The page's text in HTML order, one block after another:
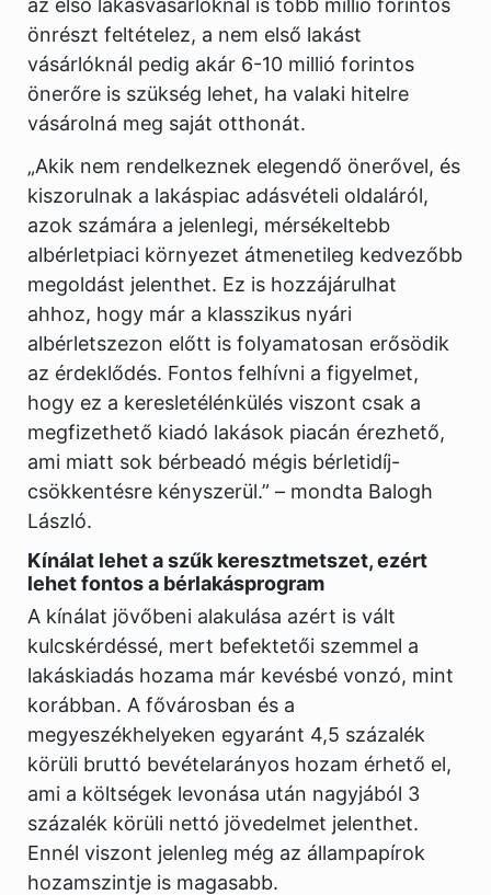
az első lakásvásárlóknál is több millió forintos
önrészt feltételez, a nem első lakást
vásárlóknál pedig akár 6-10 millió forintos
önerőre is szükség lehet, ha valaki hitelre
vásárolná meg saját otthonát.
„Akik nem rendelkeznek elegendő önerővel, és
kiszorulnak a lakáspiac adásvételi oldaláról,
azok számára a jelenlegi, mérsékeltebb
albérletpiaci környezet átmenetileg kedvezőbb
megoldást jelenthet. Ez is hozzájárulhat
ahhoz, hogy már a klasszikus nyári
albérletszezon előtt is folyamatosan erősödik
az érdeklődés. Fontos felhívni a figyelmet,
hogy ez a keresletélénkülés viszont csak a
megfizethető kiadó lakások piacán érezhető,
ami miatt sok bérbeadó mégis bérletidíj-
csökkentésre kényszerül.” – mondta Balogh
László.
Kínálat lehet a szűk keresztmetszet, ezért
lehet fontos a bérlakásprogram
A kínálat jövőbeni alakulása azért is vált
kulcskérdéssé, mert befektetői szemmel a
lakáskiadás hozama már kevésbé vonzó, mint
korábban. A fővárosban és a
megyeszékhelyeken egyaránt 4,5 százalék
körüli bruttó bevételarányos hozam érhető el,
ami a költségek levonása után nagyjából 3
százalék körüli nettó jövedelmet jelenthet.
Ennél viszont jelenleg még az állampapírok
hozamszintje is magasabb.